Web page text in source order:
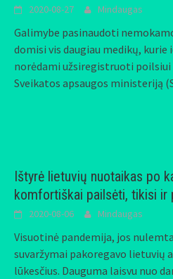
2020-08-27 Mindaugas
Galimybe pasinaudoti
domisi vis daugiau medikų,
norėdami užsiregistruoti
Sveikatos apsaugos ministeriją
Ištyrė lietuvių nuotaikas po
komfortiškai pailsėti, tikisi ir
2020-08-06 Mindaugas
Visuotinė pandemija, jos
suvaržymai pakoregavo lietuvių
lūkesčius. Dauguma laisvu nuo